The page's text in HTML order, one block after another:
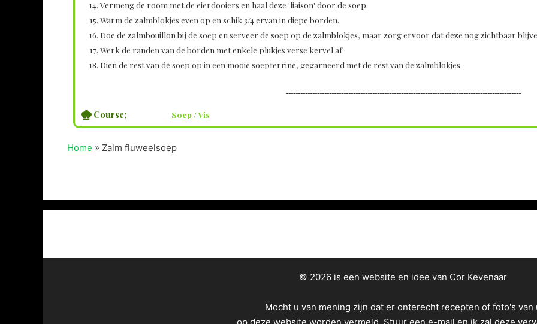
Vermeng de room met de eierdooiers en haal deze 'liaison' door de soep.
Warm de zalmblokjes even op en schik 3/4 ervan in diepe borden.
Doe de zalmbouillon bij de soep en serveer de soep op de zalmblokjes, maar zorg ervoor dat deze nog zichtbaar
Werk de randen van de borden met enkele plukjes verse kervel af.
Dien de rest van de soep op in een mooie soepterrine, gegarneerd met de rest van de zalmblokjes..
--------------------------------------------------------------------------------------------------
Course; Soep /Vis
Home » Zalm fluweelsoep
© 2026 is een website en idee van Cor Kevenaar
Mocht u van mening zijn dat er onterecht recepten of foto's van
op deze website worden vermeld. Stuur een e-mail en ik zal deze